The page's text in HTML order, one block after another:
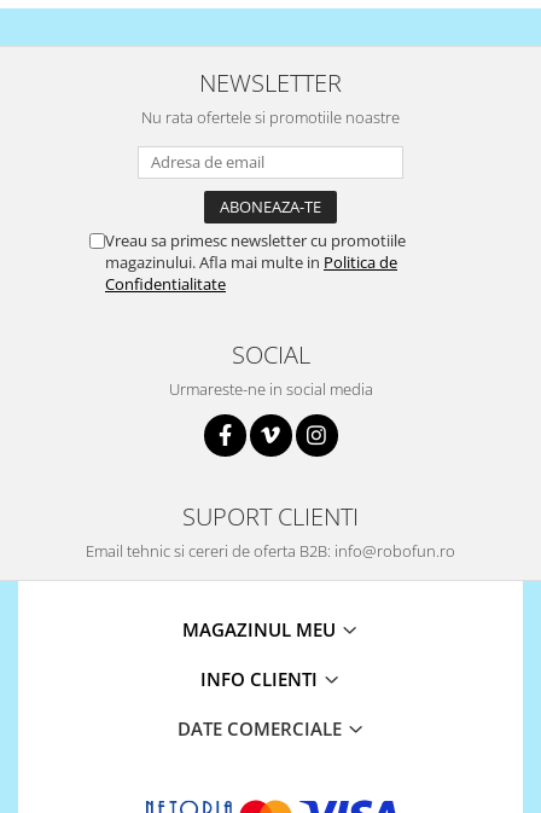
NEWSLETTER
Nu rata ofertele si promotiile noastre
Vreau sa primesc newsletter cu promotiile
magazinului. Afla mai multe in Politica de
Confidentialitate
SOCIAL
Urmareste-ne in social media
SUPORT CLIENTI
Email tehnic si cereri de oferta B2B: info@robofun.ro
MAGAZINUL MEU
INFO CLIENTI
DATE COMERCIALE